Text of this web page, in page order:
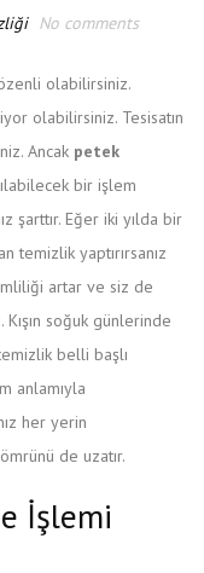
No comments
olabilirsiniz.
olabilirsiniz. Tesisatın
Ancak petek
bir işlem
şarttır. Eğer iki yılda bir
temizlik yaptırırsanız
artar ve siz de
soğuk günlerinde
belli başlı
anlamıyla
her yerin
de uzatır.
İşlemi